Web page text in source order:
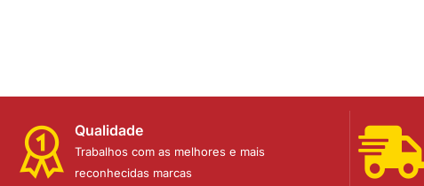
Qualidade
Trabalhos com as melhores e mais
reconhecidas marcas